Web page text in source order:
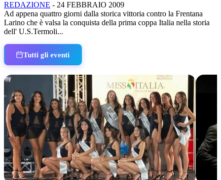
REDAZIONE - 24 FEBBRAIO 2009
Ad appena quattro giorni dalla storica vittoria contro la Frentana
Larino che è valsa la conquista della prima coppa Italia nella storia
dell' U.S.Termoli...
Tutti gli eventi